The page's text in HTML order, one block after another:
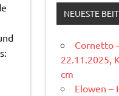
NEUESTE
Cornetto
22.11.2025,
cm
Elowen –